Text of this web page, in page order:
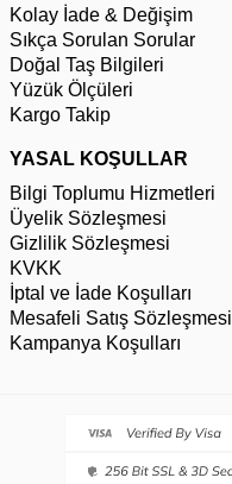
Kolay İade & Değişim
Sıkça Sorulan Sorular
Doğal Taş Bilgileri
Yüzük Ölçüleri
Kargo Takip
YASAL KOŞULLAR
Bilgi Toplumu Hizmetleri
Üyelik Sözleşmesi
Gizlilik Sözleşmesi
KVKK
İptal ve İade Koşulları
Mesafeli Satış Sözleşmesi
Kampanya Koşulları